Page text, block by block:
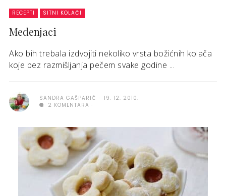
RECEPTI SITNI KOLAČI
Medenjaci
Ako bih trebala izdvojiti nekoliko vrsta božićnih kolača
koje bez razmišljanja pečem svake godine ...
SANDRA GAŠPARIĆ
19. 12. 2010.
2 KOMENTARA